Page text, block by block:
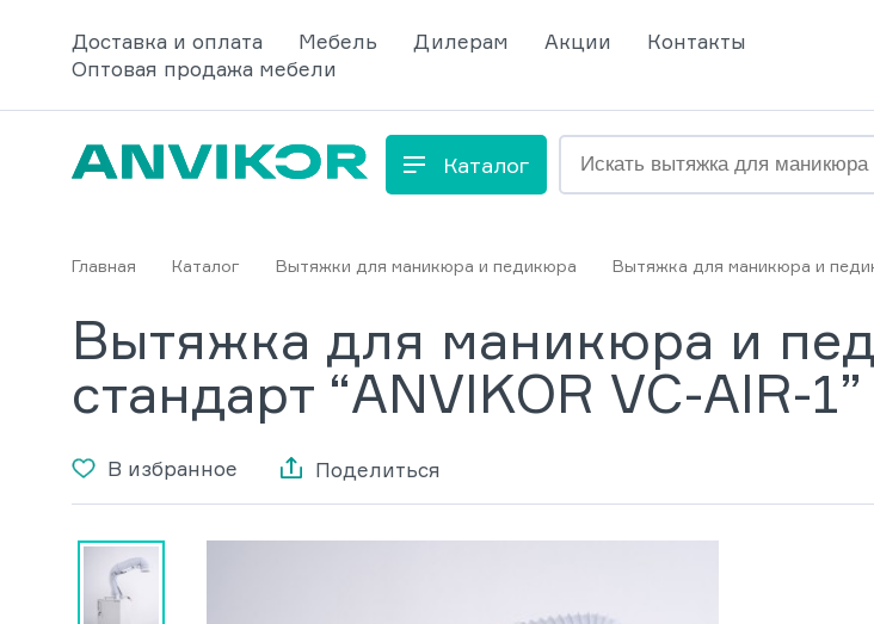
Доставка и оплата Мебель Дилерам Акции
Контакты
Оптовая продажа мебели
Каталог
Главная Каталог Вытяжки для маникюра и педикюра Вытяжка для маникюра и
Вытяжка для маникюра и
стандарт “ANVIKOR VC-AIR-1”
В избранное Поделиться